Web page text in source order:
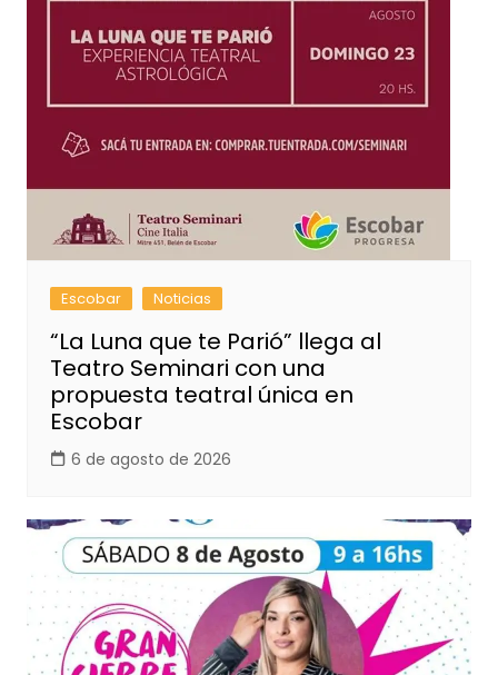
Escobar Noticias
“La Luna que te Parió” llega al
Teatro Seminari con una
propuesta teatral única en
Escobar
6 de agosto de 2026